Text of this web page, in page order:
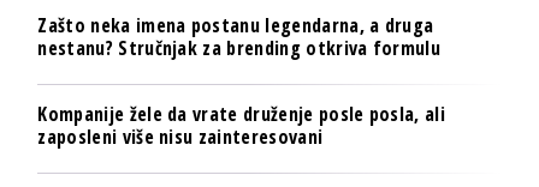
Zašto neka imena postanu legendarna, a druga
nestanu? Stručnjak za brending otkriva formulu
Kompanije žele da vrate druženje posle posla, ali
zaposleni više nisu zainteresovani